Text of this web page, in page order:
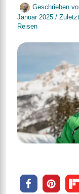
Geschrieben
Januar 2025 /
Reisen